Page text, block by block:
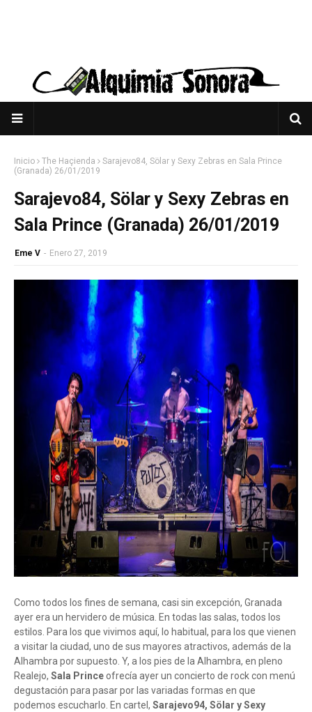
Inicio The Haçienda
Sarajevo84, Sölar y Sexy Zebras en Sala Prince
(Granada) 26/01/2019
Sarajevo84, Sölar y Sexy Zebras en
Sala Prince (Granada) 26/01/2019
Eme V - Enero 27, 2019
Como todos los fines de semana, casi sin excepción, Granada
ayer era un hervidero de música. En todas las salas, todos los
estilos. Para los que vivimos aquí, lo habitual, para los que vienen
a visitar la ciudad, uno de sus mayores atractivos, además de la
Alhambra por supuesto. Y, a los pies de la Alhambra, en pleno
Realejo, Sala Princeofrecía ayer un concierto de rock con menú
degustación para pasar por las variadas formas en que
podemos escucharlo. En cartel, Sarajevo94, Sölar y Sexy